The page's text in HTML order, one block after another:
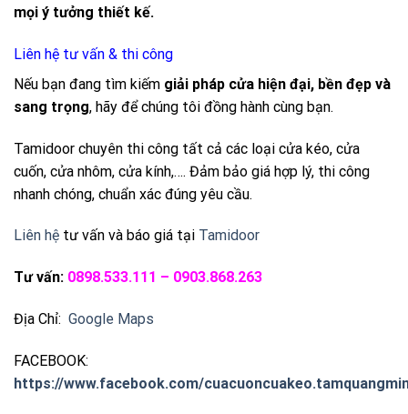
mọi ý tưởng thiết kế.
Liên hệ tư vấn & thi công
Nếu bạn đang tìm kiếm giải pháp cửa hiện đại, bền đẹp và
sang trọng, hãy để chúng tôi đồng hành cùng bạn.
Tamidoor chuyên thi công tất cả các loại cửa kéo, cửa
cuốn, cửa nhôm, cửa kính,…. Đảm bảo giá hợp lý, thi công
nhanh chóng, chuẩn xác đúng yêu cầu.
Liên hệ tư vấn và báo giá tại Tamidoor
Tư vấn: 0898.533.111 – 0903.868.263
Địa Chỉ: Google Maps
FACEBOOK:
https://www.facebook.com/